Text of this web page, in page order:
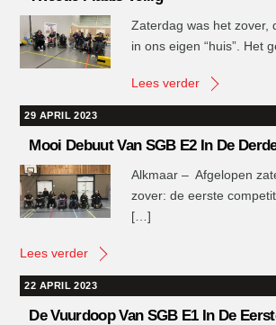
Zaterdag was het zover,
in ons eigen “huis”. Het
Lees verder
29 APRIL 2023
Mooi Debuut Van SGB E2 In De
Alkmaar – Afgelopen
zover: de eerste
[…]
Lees verder
22 APRIL 2023
De Vuurdoop Van SGB E1 In De